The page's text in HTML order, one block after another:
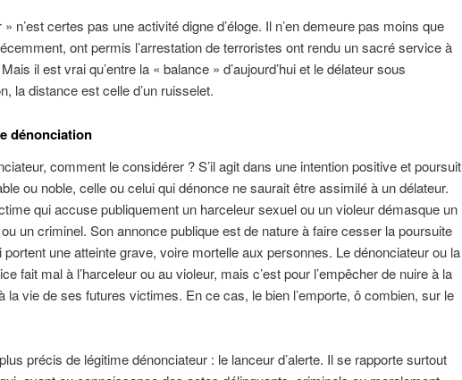
n’est certes pas une activité digne d’éloge. Il n’en demeure pas moins que
ont permis l’arrestation de terroristes ont rendu un sacré service à
il est vrai qu’entre la « balance » d’aujourd’hui et le délateur sous
la distance est celle d’un ruisselet.
dénonciation
comment le considérer ? S’il agit dans une intention positive et poursuit
ou noble, celle ou celui qui dénonce ne saurait être assimilé à un délateur.
qui accuse publiquement un harceleur sexuel ou un violeur démasque un
un criminel. Son annonce publique est de nature à faire cesser la poursuite
portent une atteinte grave, voire mortelle aux personnes. Le dénonciateur ou la
fait mal à l’harceleur ou au violeur, mais c’est pour l’empêcher de nuire à la
la vie de ses futures victimes. En ce cas, le bien l’emporte, ô combien, sur le
précis de légitime dénonciateur : le lanceur d’alerte. Il se rapporte surtout